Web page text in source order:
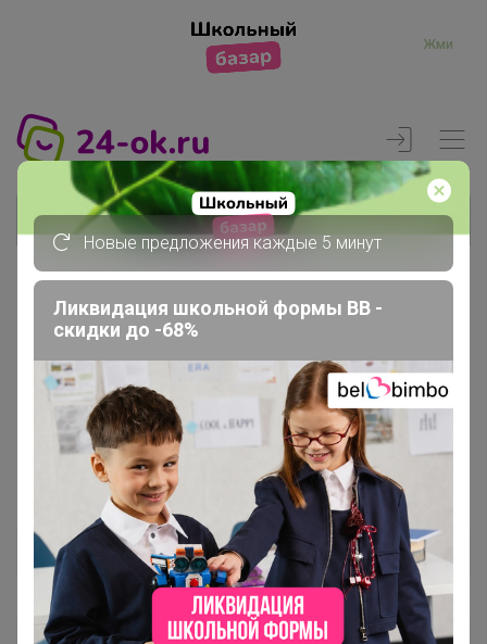
Жми
Главная
Вход
Новые предложения каждые 5 минут
Ликвидация школьной формы BB -
скидки до -68%